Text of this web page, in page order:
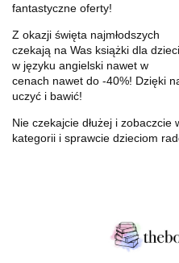
fantastyczne oferty!
Z okazji święta najmłodszych
czekają na Was książki dla dzieci
w języku angielski nawet w
cenach nawet do -40%! Dzięki
uczyć i bawić!
Nie czekajcie dłużej i zobaczcie
kategorii i sprawcie dzieciom